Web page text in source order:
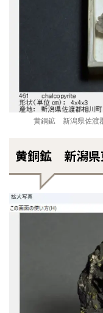
黄銅鉱 新潟県佐渡
黄銅鉱 新潟